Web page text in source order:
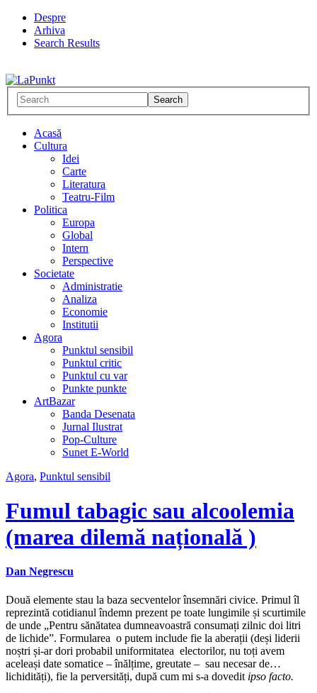
Despre
Arhiva
Search Results
Acasă
Cultura
Idei
Carte
Literatura
Teatru-Film
Politica
Europa
Global
Intern
Perspective
Societate
Administratie
Analiza
Economie
Institutii
Agora
Punktul sensibil
Punktul critic
Punktul cu var
Punkte punkte
ArtBazar
Banda Desenata
Jurnal Ilustrat
Pop-Culture
Sunet E-World
Agora, Punktul sensibil
Fumul tabagic sau alcoolemia
(marea dilemă națională )
Dan Negrescu
Două elemente stau la baza secventelor însemnări civice. Primul îl
reprezintă cotidianul îndemn prezent pe toate lungimile și scurtimile
de unde „Pentru sănătatea dumneavoastră consumați zilnic doi litri
de lichide”. Formularea o putem include fie la aberații (deși liderii
noștri și-ar dori probabil uniformitatea electorilor, nu toți avem
aceleași date somatice – înălțime, greutate – sau necesar de…
lichidități), fie la perversități, după cum mi s-a dovedit ipso facto.